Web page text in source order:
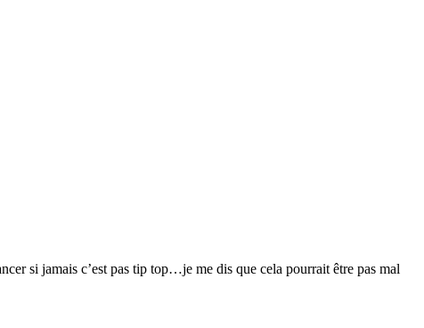
si jamais c’est pas tip top…je me dis que cela pourrait être pas mal